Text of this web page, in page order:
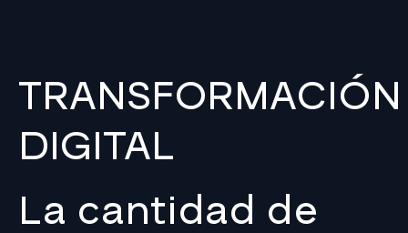
TRANSFORMACIÓN
DIGITAL
La cantidad de